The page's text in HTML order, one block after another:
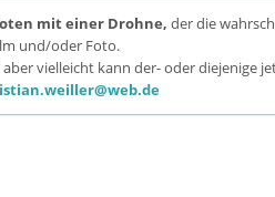
mit einer Drohne, der die
und/oder Foto.
vielleicht kann der- oder diejenige